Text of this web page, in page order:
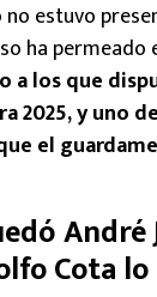
no estuvo
ha permeado
a los que
2025, y uno
el
André
Cota